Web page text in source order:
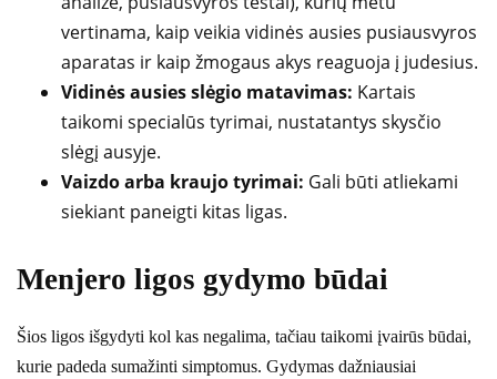
vertinama, kaip veikia vidinės ausies pusiausvyros
aparatas ir kaip žmogaus akys reaguoja į judesius.
Vidinės ausies slėgio matavimas: Kartais
taikomi specialūs tyrimai, nustatantys skysčio
slėgį ausyje.
Vaizdo arba kraujo tyrimai: Gali būti atliekami
siekiant paneigti kitas ligas.
Menjero ligos gydymo būdai
Šios ligos išgydyti kol kas negalima, tačiau taikomi įvairūs būdai,
kurie padeda sumažinti simptomus. Gydymas dažniausiai